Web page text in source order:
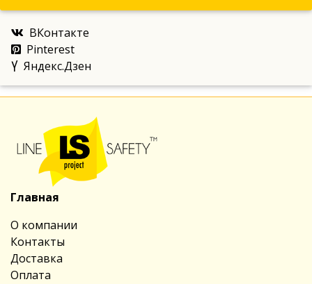
ВКонтакте
Pinterest
Яндекс.Дзен
Главная
О компании
Контакты
Доставка
Оплата